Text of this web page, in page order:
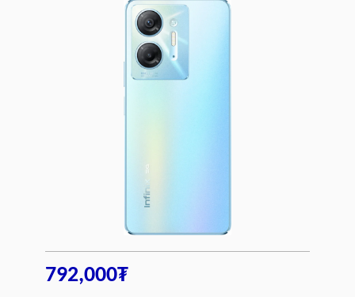
792,000₮